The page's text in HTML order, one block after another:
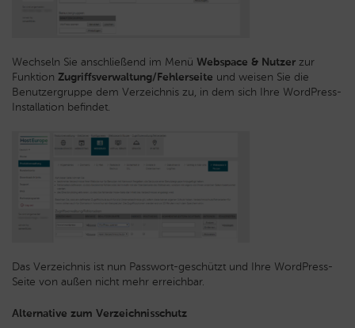
Wechseln Sie anschließend im Menü Webspace & Nutzer zur
Funktion Zugriffsverwaltung/Fehlerseite und weisen Sie die
Benutzergruppe dem Verzeichnis zu, in dem sich Ihre WordPress-
Installation befindet.
Das Verzeichnis ist nun Passwort-geschützt und Ihre WordPress-
Seite von außen nicht mehr erreichbar.
Alternative zum Verzeichnisschutz